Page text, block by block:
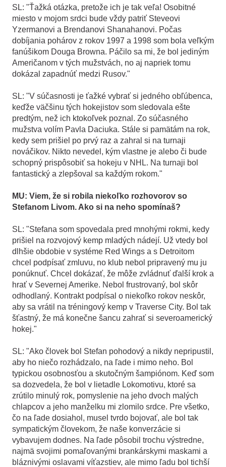
SL: "Ťažká otázka, pretože ich je tak veľa! Osobitné
miesto v mojom srdci bude vždy patriť Steveovi
Yzermanovi a Brendanovi Shanahanovi. Počas
dobíjania pohárov z rokov 1997 a 1998 som bola veľkým
fanúšikom Douga Browna. Páčilo sa mi, že bol jediným
Američanom v tých mužstvách, no aj napriek tomu
dokázal zapadnúť medzi Rusov."
SL: "V súčasnosti je ťažké vybrať si jedného obľúbenca,
keďže väčšinu tých hokejistov som sledovala ešte
predtým, než ich ktokoľvek poznal. Zo súčasného
mužstva volím Pavla Daciuka. Stále si pamätám na rok,
kedy sem prišiel po prvý raz a zahral si na turnaji
nováčikov. Nikto nevedel, kým vlastne je alebo či bude
schopný prispôsobiť sa hokeju v NHL. Na turnaji bol
fantastický a zlepšoval sa každým rokom."
MU: Viem, že si robila niekoľko rozhovorov so
Stefanom Livom. Ako si na neho spomínaš?
SL: "Stefana som spovedala pred mnohými rokmi, kedy
prišiel na rozvojový kemp mladých nádejí. Už vtedy bol
dlhšie obdobie v systéme Red Wings a s Detroitom
chcel podpísať zmluvu, no klub nebol pripravený mu ju
ponúknuť. Chcel dokázať, že môže zvládnuť ďalší krok a
hrať v Severnej Amerike. Nebol frustrovaný, bol skôr
odhodlaný. Kontrakt podpísal o niekoľko rokov neskôr,
aby sa vrátil na tréningový kemp v Traverse City. Bol tak
šťastný, že má konečne šancu zahrať si severoamerický
hokej."
SL: "Ako človek bol Stefan pohodový a nikdy nepripustil,
aby ho niečo rozhádzalo, na ľade i mimo neho. Bol
typickou osobnosťou a skutočným šampiónom. Keď som
sa dozvedela, že bol v lietadle Lokomotivu, ktoré sa
zrútilo minulý rok, pomyslenie na jeho dvoch malých
chlapcov a jeho manželku mi zlomilo srdce. Pre všetko,
čo na ľade dosiahol, musel tvrdo bojovať, ale bol tak
sympatickým človekom, že naše konverzácie si
vybavujem dodnes. Na ľade pôsobil trochu výstredne,
najmä svojimi pomaľovanými brankárskymi maskami a
bláznivými oslavami víťazstiev, ale mimo ľadu bol tichší